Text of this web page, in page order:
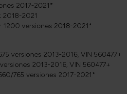
2017-2021*
2018-2021
1200 versiones 2018-2021*
versiones 2013-2016, VIN 560477+
2013-2016, VIN 560477+
765 versiones 2017-2021*